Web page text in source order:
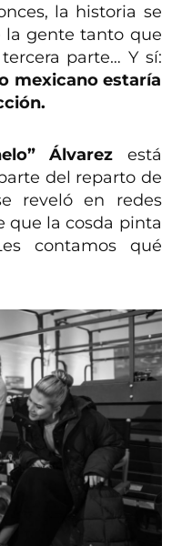
la historia se
la gente tanto que
parte… Y sí:
mexicano estaría
Álvarez está
del reparto de
reveló en redes
que la cosda pinta
contamos qué